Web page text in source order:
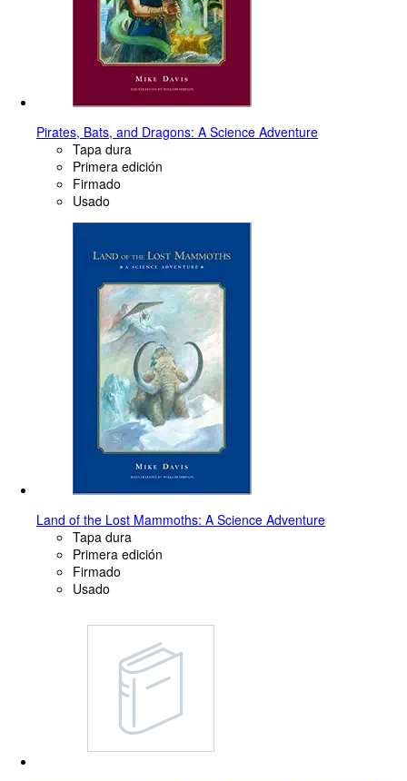
Pirates, Bats, and Dragons: A Science Adventure
Tapa dura
Primera edición
Firmado
Usado
Land of the Lost Mammoths: A Science Adventure
Tapa dura
Primera edición
Firmado
Usado